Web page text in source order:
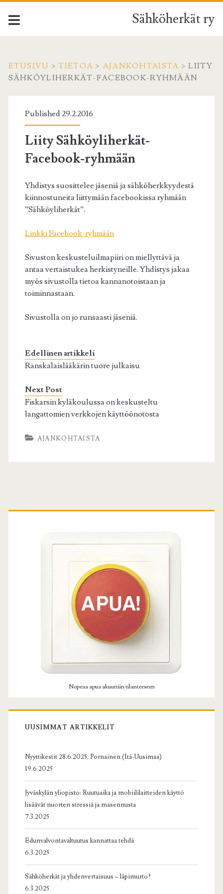
Sähköherkät ry
ETUSIVU >TIETOA > AJANKOHTAISTA >LIITY
SÄHKÖYLIHERKÄT-FACEBOOK-RYHMÄÄN
Published 29.2.2016
Liity Sähköyliherkät-
Facebook-ryhmään
Yhdistys suosittelee jäseniä ja sähköherkkyydestä
kiinnostuneita liittymään facebookissa ryhmään
”Sähköyliherkät”.
Linkki Facebook-ryhmään
Sivuston keskusteluilmapiiri on miellyttävä ja
antaa vertaistukea herkistyneille. Yhdistys jakaa
myös sivustolla tietoa kannanotoistaan ja
toiminnastaan.
Sivustolla on jo runsaasti jäseniä.
Edellinen artikkeli
Ranskalaislääkärin tuore julkaisu
Next Post
Fiskarsin kyläkoulussa on keskusteltu
langattomien verkkojen käyttöönotosta
AJANKOHTAISTA
Ensisijainen
Nopeaa apua akuuttiin tilanteeseen
UUSIMMAT ARTIKKELIT
Nyyttikestit 28.6.2025, Pornainen (Itä-Uusimaa)
19.6.2025
Jyväskylän yliopisto: Ruutuaika ja mobiililaitteiden käyttö
lisäävät nuorten stressiä ja masennusta
7.3.2025
Edunvalvontavaltuutus kannattaa tehdä
6.3.2025
Sähköherkät ja yhdenvertaisuus – läpimurto?
6.3.2025